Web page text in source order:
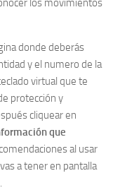
los movimientos
donde deberás
y el numero de la
virtual que te
protección y
cliquear en
que
al usar
a tener en pantalla